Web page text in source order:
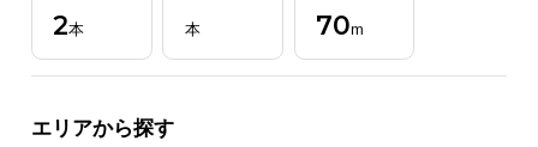
2本 本 70m
エリアから探す